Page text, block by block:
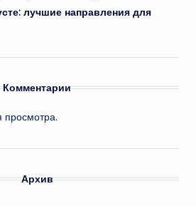
лучшие направления для
Комментарии
просмотра.
Архив